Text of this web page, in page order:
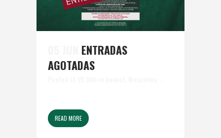
ENTRADAS
AGOTADAS
READ MORE